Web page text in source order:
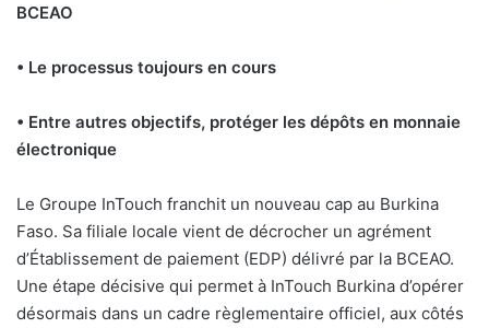
BCEAO
• Le processus toujours en cours
• Entre autres objectifs, protéger les dépôts en monnaie
électronique
Le Groupe InTouch franchit un nouveau cap au Burkina
Faso. Sa filiale locale vient de décrocher un agrément
d’Établissement de paiement (EDP) délivré par la BCEAO.
Une étape décisive qui permet à InTouch Burkina d’opérer
désormais dans un cadre règlementaire officiel, aux côtés